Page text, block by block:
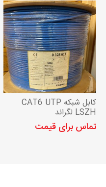
کابل شبکه CAT6 UTP
LSZH لگراند
تماس برای قیمت